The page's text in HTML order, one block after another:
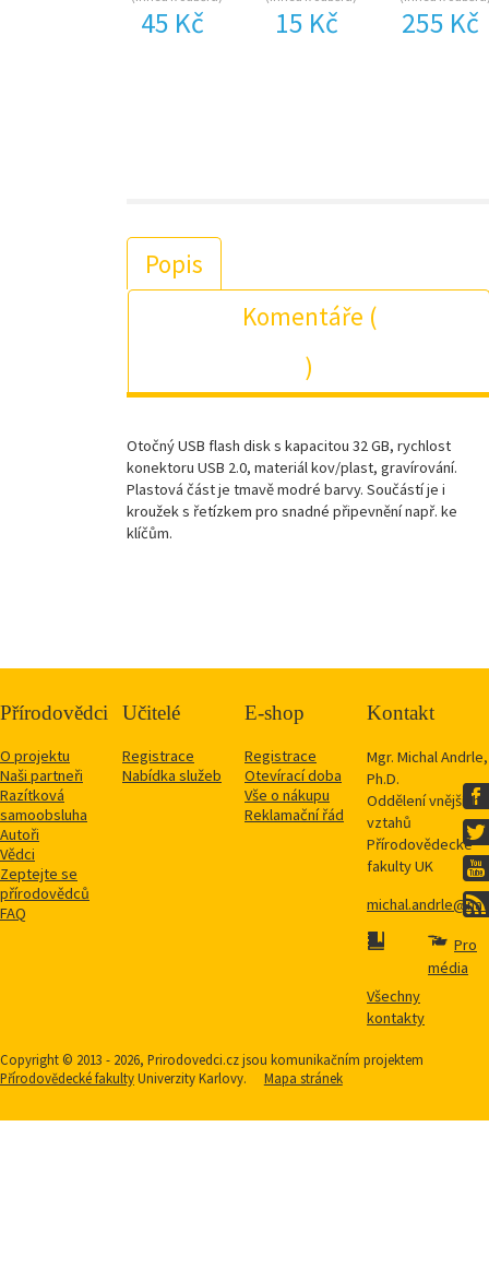
45 Kč 15 Kč 255 Kč
Popis
Komentáře (
)
Otočný USB flash disk s kapacitou 32 GB, rychlost
konektoru USB 2.0, materiál kov/plast, gravírování.
Plastová část je tmavě modré barvy. Součástí je i
kroužek s řetízkem pro snadné připevnění např. ke
klíčům.
Přírodovědci
O projektu
Naši partneři
Razítková
samoobsluha
Autoři
Vědci
Zeptejte se
přírodovědců
FAQ
Učitelé
Registrace
Nabídka služeb
E-shop
Registrace
Otevírací doba
Vše o nákupu
Reklamační řád
Kontakt
Mgr. Michal Andrle,
Ph.D.
Oddělení vnějších
vztahů
Přírodovědecké
fakulty UK
Všechny
kontakty
Pro
média
Copyright © 2013 - 2026, Prirodovedci.cz jsou komunikačním projektem
Přírodovědecké fakultyUniverzity Karlovy. Mapa stránek